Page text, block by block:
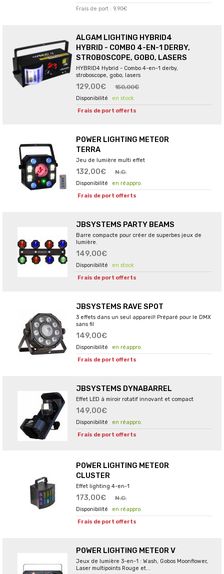
Frais de port : 9,90€
ALGAM LIGHTING HYBRID4
HYBRID - COMBO 4-EN-1 DERBY,
STROBOSCOPE, GOBO, LASERS
HYBRID4 Hybrid - Combo 4-en-1 derby,
stroboscope, gobo, lasers
129,00€ 150,00€
en stock
Frais de port offerts
POWER LIGHTING METEOR
TERRA
Jeu de lumière multi effet
132,00€ N.C.
en réappro.
Frais de port offerts
JBSYSTEMS PARTY BEAMS
Barre compacte pour créer de superbes jeux de
lumière.
149,00€
en stock
Frais de port offerts
JBSYSTEMS RAVE SPOT
3 effets dans un seul appareil! Préparé pour le DMX
sans fil
149,00€
en réappro.
Frais de port offerts
JBSYSTEMS DYNABARREL
Effet LED à miroir rotatif innovant et compact
149,00€
en réappro.
Frais de port offerts
POWER LIGHTING METEOR
CLUSTER
Effet lighting 4-en-1
173,00€ N.C.
en réappro.
Frais de port offerts
POWER LIGHTING METEOR V
Jeux de lumière 3-en-1 : Wash, Gobos Moonflower,
Laser multipoints Rouge et...